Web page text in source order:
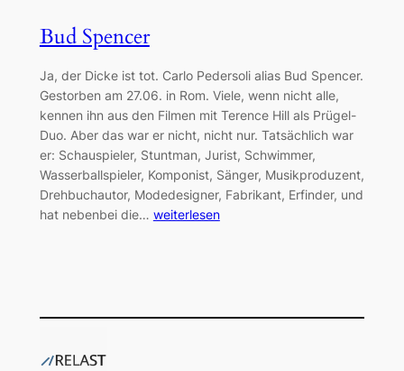
Bud Spencer
Ja, der Dicke ist tot. Carlo Pedersoli alias Bud Spencer.
Gestorben am 27.06. in Rom. Viele, wenn nicht alle,
kennen ihn aus den Filmen mit Terence Hill als Prügel-
Duo. Aber das war er nicht, nicht nur. Tatsächlich war
er: Schauspieler, Stuntman, Jurist, Schwimmer,
Wasserballspieler, Komponist, Sänger, Musikproduzent,
Drehbuchautor, Modedesigner, Fabrikant, Erfinder, und
hat nebenbei die… weiterlesen